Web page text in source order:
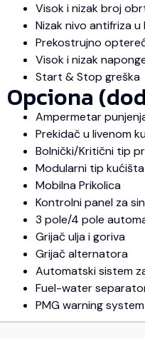
Visok i nizak broj
Nizak nivo antifriza u
Prekostrujno
Visok i nizak
Start & Stop greška
Opciona
Ampermetar
Prekidač u livenom
Bolnički/Kritični tip
Modularni tip kućišta
Mobilna Prikolica
Kontrolni panel za
3 pole/4 pole
Grijač ulja i goriva
Grijač alternatora
Automatski sistem
Fuel-water
PMG warning system